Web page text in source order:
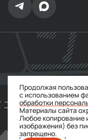
Продолжая
с использованием
обработки
Материалы сайта
Любое копирование
изображения) без
запрещено.